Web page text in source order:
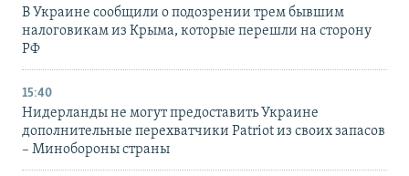
В Украине сообщили о подозрении трем бывшим
налоговикам из Крыма, которые перешли на сторону
РФ
15:40
Нидерланды не могут предоставить Украине
дополнительные перехватчики Patriot из своих запасов
– Минобороны страны